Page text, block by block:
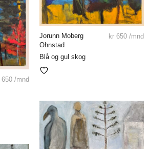
Jorunn Moberg
Ohnstad
Blå og gul skog
kr 650 /mnd
650 /mnd